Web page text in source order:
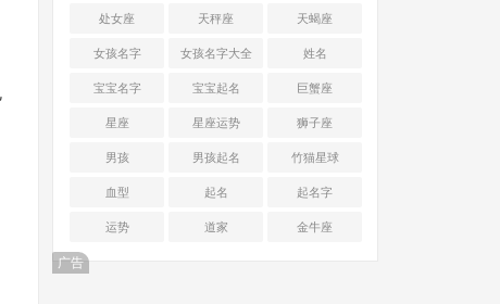
处女座 天秤座 天蝎座
女孩名字 女孩名字大全 姓名
宝宝名字 宝宝起名 巨蟹座
星座 星座运势 狮子座
男孩 男孩起名 竹猫星球
血型 起名 起名字
运势 道家 金牛座
广告